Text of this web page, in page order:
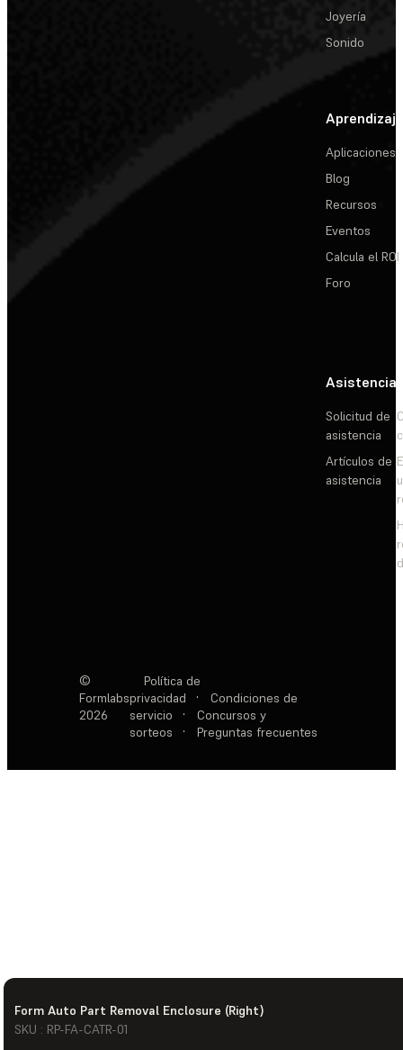
Form Auto Part Removal Enclosure (Right)
SKU : RP-FA-CATR-01
Joyería
Sonido
Aprendizaje
Aplicaciones
Blog
Recursos
Eventos
Calcula el ROI
Foro
Asistencia
Solicitud de
asistencia
Artículos de
asistencia
©
Formlabs
2026
Política de
privacidad
·
Condiciones de
servicio
·
Concursos y
sorteos
· Preguntas frecuentes